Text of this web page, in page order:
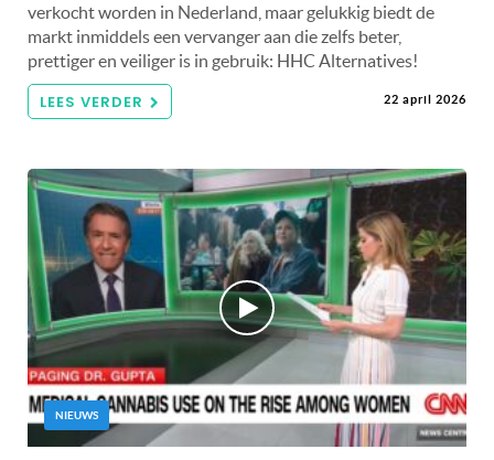
verkocht worden in Nederland, maar gelukkig biedt de
markt inmiddels een vervanger aan die zelfs beter,
prettiger en veiliger is in gebruik: HHC Alternatives!
LEES VERDER 22 april 2026
NIEUWS